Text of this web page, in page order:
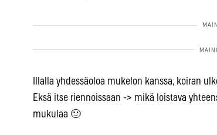
Illalla yhdessäoloa mukelon kanssa, koiran
Eksä itse riennoissaan -> mikä loistava
mukulaa 🙂